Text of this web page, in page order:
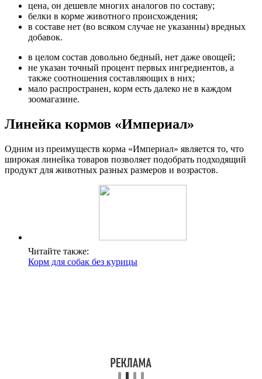
цена, он дешевле многих аналогов по составу;
белки в корме животного происхождения;
в составе нет (во всяком случае не указанны) вредных
добавок.
в целом состав довольно бедный, нет даже овощей;
не указан точный процент первых ингредиентов, а
также соотношения составляющих в них;
мало распространен, корм есть далеко не в каждом
зоомагазине.
Линейка кормов «Империал»
Одним из преимуществ корма «Империал» является то, что
широкая линейка товаров позволяет подобрать подходящий
продукт для животных разных размеров и возрастов.
Читайте также:
Корм для собак без курицы